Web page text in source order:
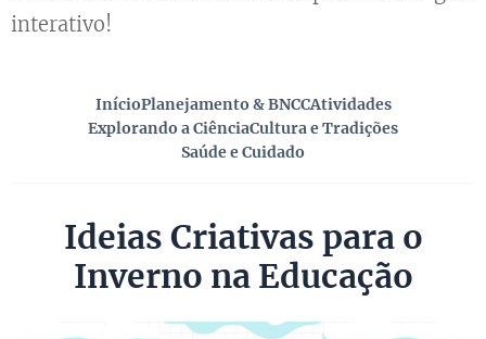
interativo!
InícioPlanejamento & BNCCAtividades
Explorando a CiênciaCultura e Tradições
Saúde e Cuidado
Ideias Criativas para o
Inverno na Educação